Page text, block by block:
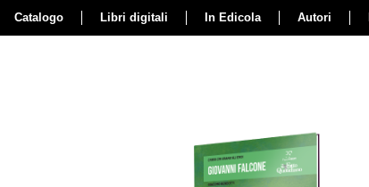
Catalogo Libri digitali In Edicola Autori